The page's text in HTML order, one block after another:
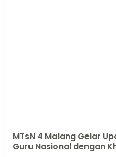
MTsN 4 Malang Gelar
Guru Nasional dengan